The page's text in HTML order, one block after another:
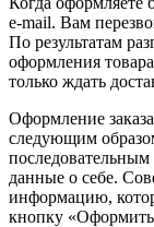
e-mail. Вам
По результатам
оформления
только ждать
Оформление
следующим
последовательным
данные о себе.
информацию,
кнопку «Оформить